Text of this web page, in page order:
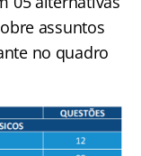
assuntos
no quadro